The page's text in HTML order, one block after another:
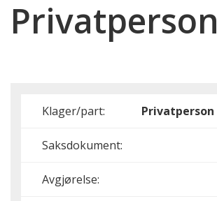
Privatperson
Klager/part: Privatperson
Saksdokument:
Avgjørelse: